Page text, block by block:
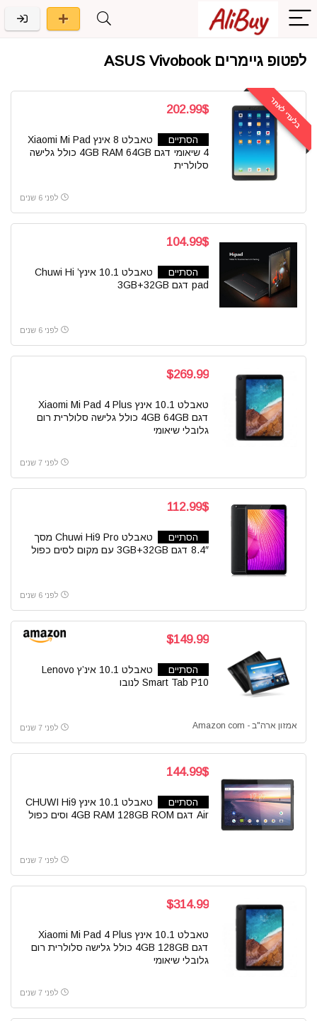
לפטופ גיימרים ASUS Vivobook
בלעדי לאתר 202.99$
הסתיים
טאבלט 8 אינץ Xiaomi Mi Pad
4 שיאומי דגם 4GB RAM 64GB כולל גלישה
סלולרית
לפני 6 שנים
104.99$
הסתיים
טאבלט 10.1 אינץ’ Chuwi Hi
pad דגם 3GB+32GB
לפני 6 שנים
$269.99
טאבלט 10.1 אינץ Xiaomi Mi Pad 4 Plus
דגם 4GB 64GB כולל גלישה סלולרית רום
גלובלי שיאומי
לפני 7 שנים
112.99$
הסתיים
טאבלט Chuwi Hi9 Pro מסך
8.4″ דגם 3GB+32GB עם מקום לסים כפול
לפני 6 שנים
$149.99
הסתיים
טאבלט 10.1 אינ’ץ Lenovo
Smart Tab P10 לנובו
אמזון ארה"ב - Amazon com לפני 7 שנים
144.99$
הסתיים
טאבלט 10.1 אינץ CHUWI Hi9
Air דגם 4GB RAM 128GB ROM וסים כפול
לפני 7 שנים
$314.99
טאבלט 10.1 אינץ Xiaomi Mi Pad 4 Plus
דגם 4GB 128GB כולל גלישה סלולרית רום
גלובלי שיאומי
לפני 7 שנים